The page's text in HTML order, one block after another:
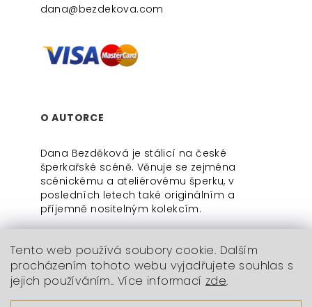
Tento web používá soubory cookie. Dalším
procházením tohoto webu vyjadřujete souhlas s
jejich používáním.. Více informací zde.
dana@bezdekova.com
O AUTORCE
Dana Bezděková je stálicí na české
šperkařské scéně. Věnuje se zejména
scénickému a ateliérovému šperku, v
posledních letech také originálním a
příjemně nositelným kolekcím.